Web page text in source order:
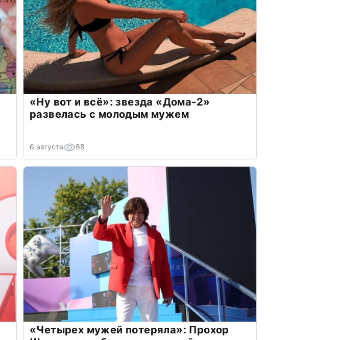
«Ну вот и всё»: звезда «Дома-2»
развелась с молодым мужем
6 августа 68
«Четырех мужей потеряла»: Прохор